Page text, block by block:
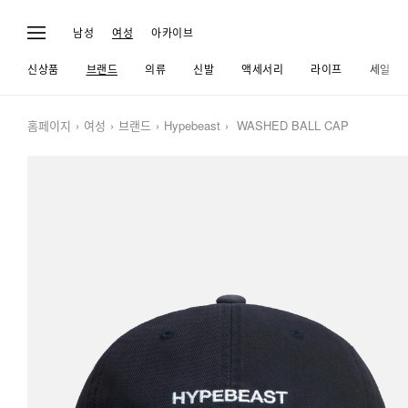
남성 여성 아카이브
신상품 브랜드 의류 신발 액세서리 라이프 세일
홈페이지 여성 브랜드 Hypebeast WASHED BALL CAP